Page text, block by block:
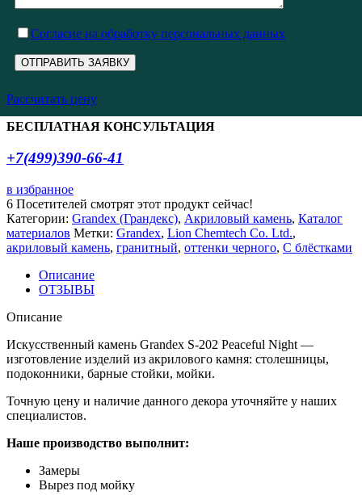
Cогласие на обработку персональных данных
Рассчитать цену
БЕСПЛАТНАЯ КОНСУЛЬТАЦИЯ
+7(499)390-66-41
в избранное
6 Посетителей смотрят этот продукт сейчас!
Категории: Grandex (Грандекс), Акриловый камень, Каталог
материалов Метки: Grandex, Lion Chemtech Co. Ltd.,
акриловый камень, гранитный, оттенки черного, С блёстками
Описание
ОТЗЫВЫ
Описание
Искусственный камень Grandex S-202 Peaceful Night —
изготовление изделий из акрилового камня: столешницы,
подоконники, барные стойки, мойки.
Точную цену и наличие данного декора уточняйте у наших
специалистов.
Наше производство выполнит:
Замеры
Вырез под мойку